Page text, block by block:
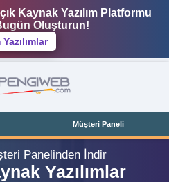
Kaynak Yazılım Platformu
Oluşturun!
Müşteri Paneli
Panelinden İndir
Yazılımlar